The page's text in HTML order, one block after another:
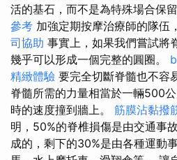
活的基石，而不是為特殊場合保
參考 加強定期按摩治療師的隊伍
司協助 事實上，如果我們嘗試將
幾乎可以形成一個完整的圓圈。
精緻體驗 要完全切斷脊髓也不容
脊髓所需的力量相當於一輛500
時的速度撞到牆上。 筋膜沾黏撥
明，50%的脊椎損傷是由交通事
成的，剩下的30%是由各種運動